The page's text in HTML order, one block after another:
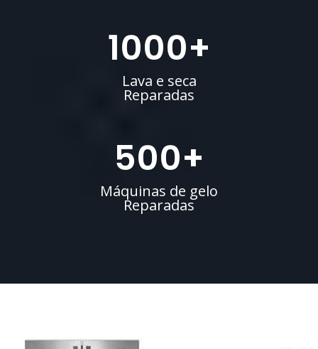
1000+
Lava e seca
Reparadas
500+
Máquinas de gelo
Reparadas